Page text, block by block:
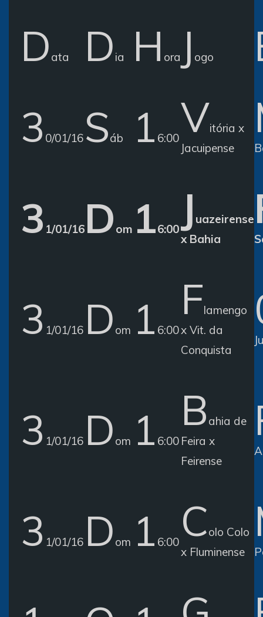
D ata D ia H ora J ogo
3 0/01/16 Sáb 1 6:00Vitória x
Jacuipense
3 1/01/16 D om 16:00 J uazeirense
x Bahia
3 1/01/16 D om 1 6:00
Flamengo
x Vit. da
Conquista
3 1/01/16 D om 1 6:00
B ahia de
Feira x
Feirense
3 1/01/16 D om 1 6:00 Colo Colo
x Fluminense